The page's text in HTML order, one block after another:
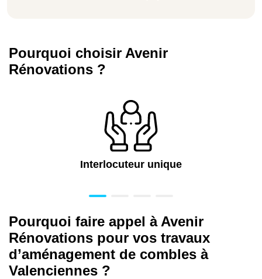
Pourquoi choisir Avenir
Rénovations ?
Interlocuteur unique
Pourquoi faire appel à Avenir
Rénovations pour vos travaux
d’aménagement de combles à
Valenciennes ?